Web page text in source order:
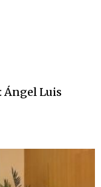
Ángel Luis